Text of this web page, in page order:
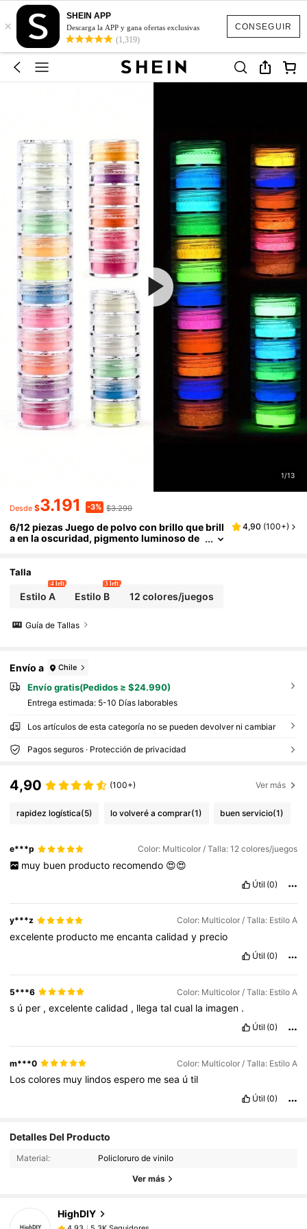
CONSEGUIR
×
SHEIN APP
Descarga la APP y gana ofertas exclusivas
(1,319)
1/13
Desde $3.191 -3% $3.290
6/12 piezas Juego de polvo con brillo que brill
a en la oscuridad, pigmento luminoso de
esanía, accesorio
4,90 (100+)
Talla
Estilo A
4 left
Estilo B
3 left
12 colores/juegos
Guía de Tallas
Envío a Chile
Envío gratis(Pedidos ≥ $24.990)
Entrega estimada: 5-10 Días laborables
Los artículos de esta categoría no se pueden devolver ni cambiar
Pagos seguros · Protección de privacidad
4,90 (100+) Ver más
rapidez logística(5) lo volveré a comprar(1) buen servicio(1)
e***p Color: Multicolor / Talla: 12 colores/juegos
muy buen producto recomendo 😍😍
Útil (0)
y***z Color: Multicolor / Talla: Estilo A
excelente producto meencantacalidady precio
Útil (0)
5***6 Color: Multicolor / Talla: Estilo A
s ú per ,excelentecalidad , llegatalcual la imagen .
Útil (0)
m***0 Color: Multicolor / Talla: Estilo A
Loscolores muy lindosespero mesea útil
Útil (0)
Detalles Del Producto
Material: Policloruro de vinilo
Ver más
HighDIY
4,93
5.3K Seguidores